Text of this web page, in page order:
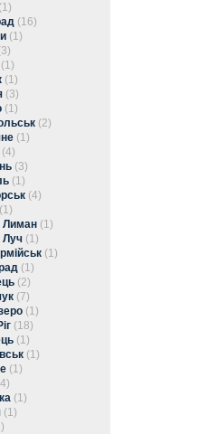
(1)
(16)
(1)
(1)
(1)
(3)
(1)
(2)
(1)
(4)
(3)
(1)
(4)
(1)
Лиман (1)
Луч (1)
(1)
(1)
(2)
(7)
(1)
(18)
(1)
(1)
(1)
(1)
(1)